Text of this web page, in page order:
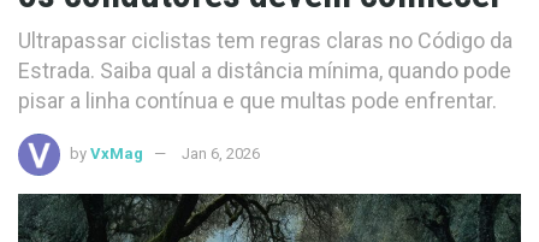
Ultrapassar ciclistas tem regras claras no Código da
Estrada. Saiba qual a distância mínima, quando pode
pisar a linha contínua e que multas pode enfrentar.
by VxMag Jan 6, 2026